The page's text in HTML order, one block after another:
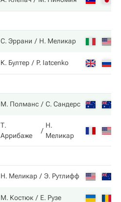
С. Эррани Н. Меликар
К. Бултер P. Iatcenko
М. Полманс С. Сандерс
Т.
Аррибаже
Н.
Меликар
Н. Меликар Э. Рутлифф
М. Костюк Е. Рузе